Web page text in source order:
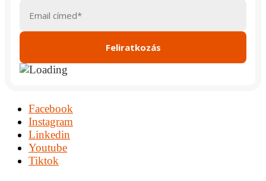
Facebook
Instagram
Linkedin
Youtube
Tiktok